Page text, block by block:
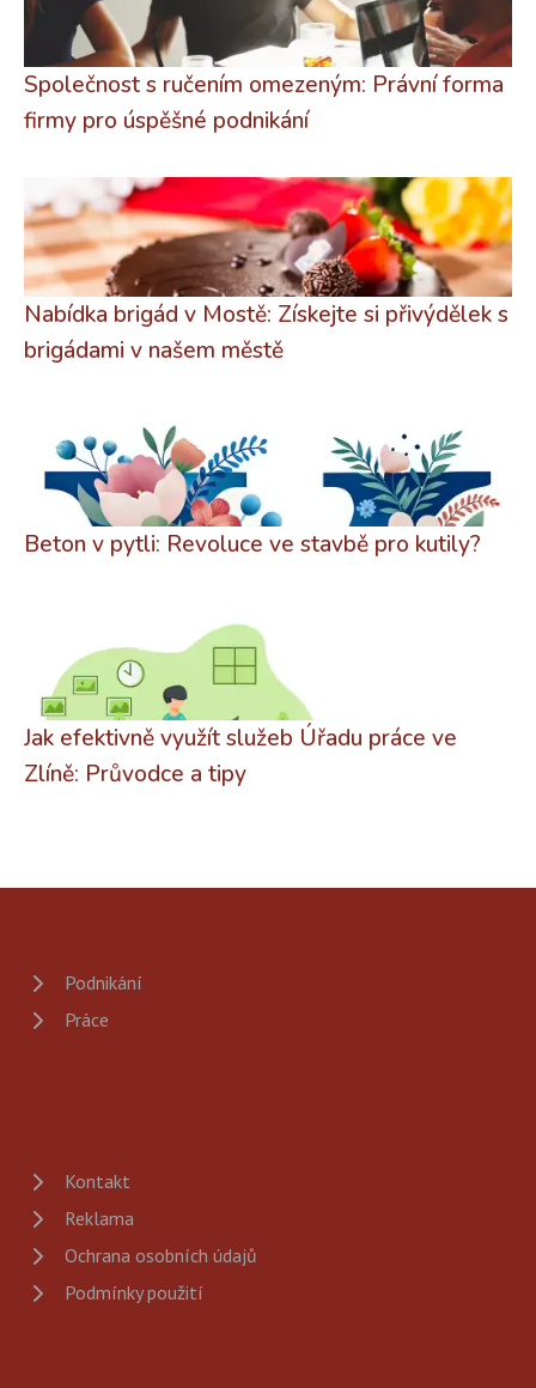
Společnost s ručením omezeným: Právní forma
firmy pro úspěšné podnikání
Nabídka brigád v Mostě: Získejte si přivýdělek s
brigádami v našem městě
Beton v pytli: Revoluce ve stavbě pro kutily?
Jak efektivně využít služeb Úřadu práce ve
Zlíně: Průvodce a tipy
Podnikání
Práce
Kontakt
Reklama
Ochrana osobních údajů
Podmínky použití